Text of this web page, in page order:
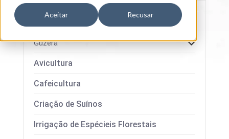
Aceitar Recusar
Guzerá
O Programa
Infraestrutura
Avicultura
Cafeicultura
Criação de Suínos
Irrigação de Espécieis Florestais